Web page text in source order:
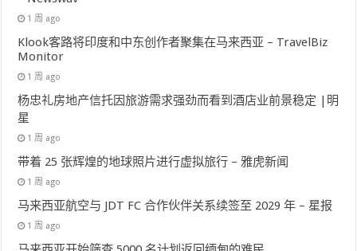
1 周 ago
Klook客路将印度和中东创作者聚集在马来西亚 – TravelBiz
Monitor
1 周 ago
杨忠礼房地产信托因旅游需求强劲而看到酒店业前景稳定 |明
星
1 周 ago
带着 25 张辉煌的地球照片进行虚拟旅行 – 雅虎新闻
1 周 ago
马来西亚航空与 JDT FC 合作伙伴关系续签至 2029 年 – 星报
1 周 ago